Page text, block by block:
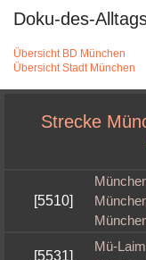
Doku-des-
Übersicht BD München
Übersicht Stadt München
Strecke
[5510]
[5531]
Mü-